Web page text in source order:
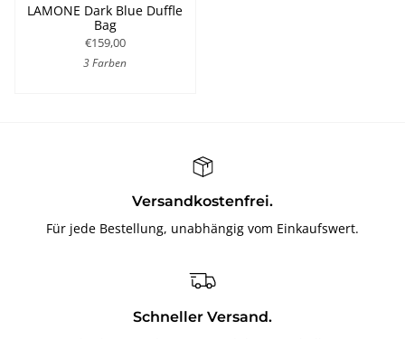
LAMONE Dark Blue Duffle
Bag
€159,00
3 Farben
Versandkostenfrei.
Für jede Bestellung, unabhängig vom Einkaufswert.
Schneller Versand.